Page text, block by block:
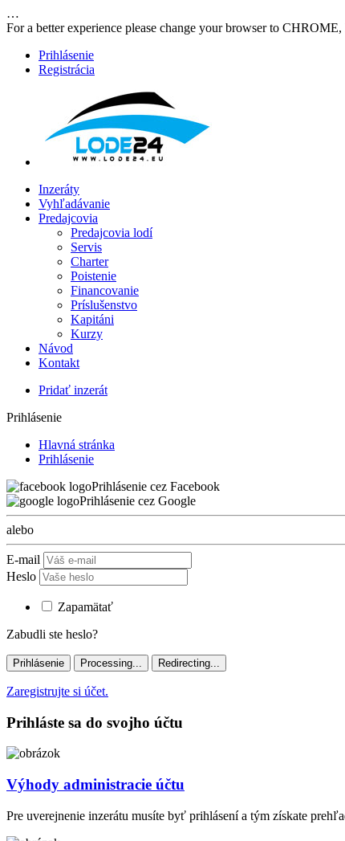
…
For a better experience please change your browser to
Prihlásenie
Registrácia
Inzeráty
Vyhľadávanie
Predajcovia
Predajcovia lodí
Servis
Charter
Poistenie
Financovanie
Príslušenstvo
Kapitáni
Kurzy
Návod
Kontakt
Pridať inzerát
Prihlásenie
Hlavná stránka
Prihlásenie
Prihlásenie cez Facebook
Prihlásenie cez Google
alebo
E-mail
Heslo
Zapamätať
Zabudli ste heslo?
Prihlásenie Processing... Redirecting...
Zaregistrujte si účet.
Prihláste sa do svojho účtu
Výhody administracie účtu
Pre uverejnenie inzerátu musíte byť prihlásení a tým získate